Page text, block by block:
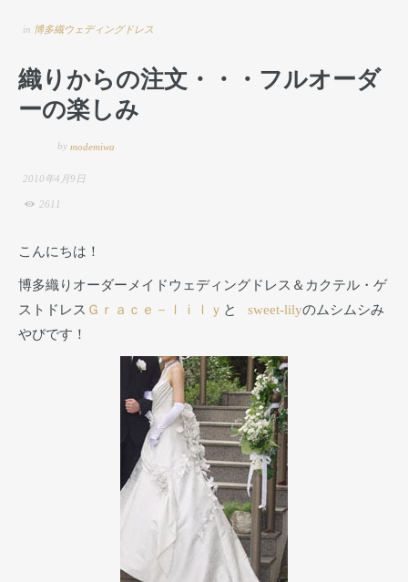
in 博多織ウェディングドレス
織りからの注文・・・フルオーダ
ーの楽しみ
by modemiwa
2010年4月9日
2611
こんにちは！
博多織りオーダーメイドウェディングドレス＆カクテル・ゲ
ストドレス Ｇｒａｃｅ－ｌｉｌｙ と sweet-lilyのムシムシみ
やびです！